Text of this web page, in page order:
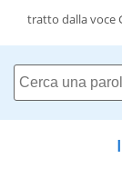
tratto dalla voce